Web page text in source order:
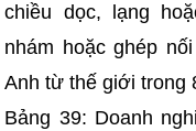
chiều dọc, lạng
nhám hoặc ghép
Anh từ thế giới trong
Bảng 39: Doanh